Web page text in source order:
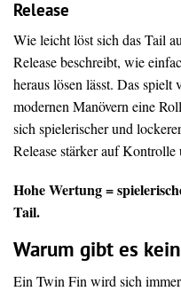
Release
Wie leicht löst sich das Tail
Release beschreibt, wie
heraus lösen lässt. Das
modernen Manövern eine
sich spielerischer und
Release stärker auf
Hohe Wertung =
Tail.
Warum gibt es
Ein Twin Fin wird sich